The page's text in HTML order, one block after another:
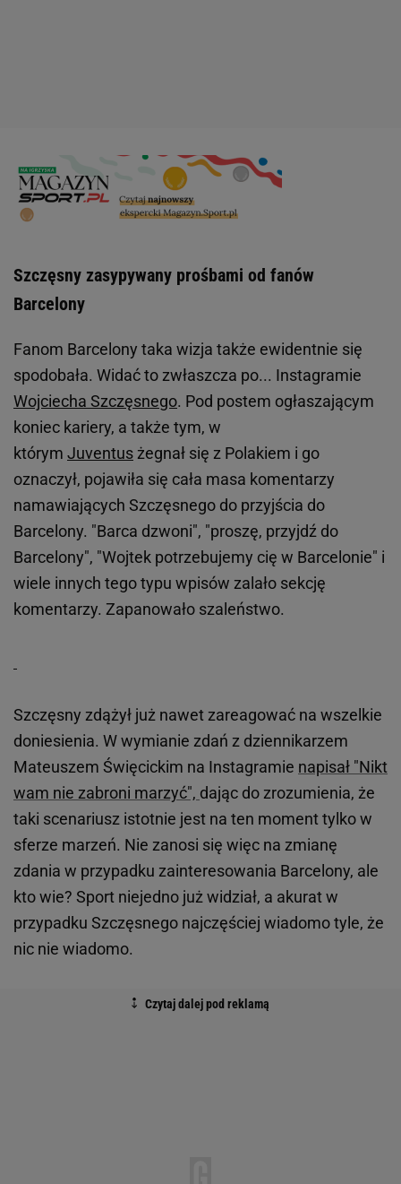
Szczęsny zasypywany prośbami od fanów
Barcelony
Fanom Barcelony taka wizja także ewidentnie się
spodobała. Widać to zwłaszcza po... Instagramie
Wojciecha Szczęsnego. Pod postem ogłaszającym
koniec kariery, a także tym, w
którym Juventusżegnał się z Polakiem i go
oznaczył, pojawiła się cała masa komentarzy
namawiających Szczęsnego do przyjścia do
Barcelony. "Barca dzwoni", "proszę, przyjdź do
Barcelony", "Wojtek potrzebujemy cię w Barcelonie" i
wiele innych tego typu wpisów zalało sekcję
komentarzy. Zapanowało szaleństwo.
Szczęsny zdążył już nawet zareagować na wszelkie
doniesienia. W wymianie zdań z dziennikarzem
Mateuszem Święcickim na Instagramie napisał "Nikt
wam nie zabroni marzyć", dając do zrozumienia, że
taki scenariusz istotnie jest na ten moment tylko w
sferze marzeń. Nie zanosi się więc na zmianę
zdania w przypadku zainteresowania Barcelony, ale
kto wie? Sport niejedno już widział, a akurat w
przypadku Szczęsnego najczęściej wiadomo tyle, że
nic nie wiadomo.